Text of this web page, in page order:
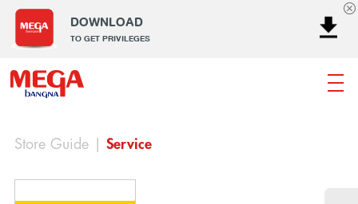
DOWNLOAD
TO GET PRIVILEGES
ธนาคาร ร้านอาหาร
Store Guide| Service